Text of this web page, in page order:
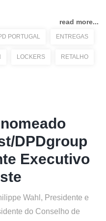
read more...
PORTUGAL ENTREGAS
LOCKERS RETALHO
DPDgroup
Executivo
Wahl, Presidente e
do Conselho de